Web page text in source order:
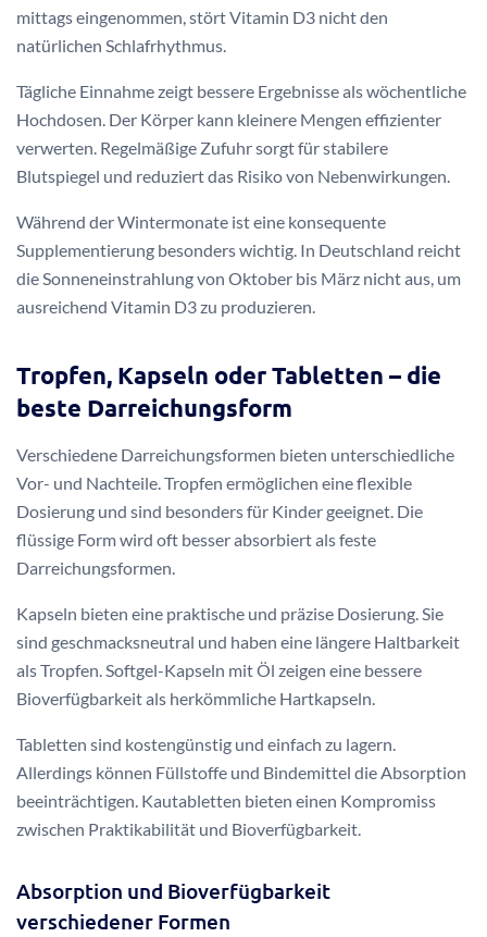
mittags eingenommen, stört Vitamin D3 nicht den
natürlichen Schlafrhythmus.
Tägliche Einnahme zeigt bessere Ergebnisse als wöchentliche
Hochdosen. Der Körper kann kleinere Mengen effizienter
verwerten. Regelmäßige Zufuhr sorgt für stabilere
Blutspiegel und reduziert das Risiko von Nebenwirkungen.
Während der Wintermonate ist eine konsequente
Supplementierung besonders wichtig. In Deutschland reicht
die Sonneneinstrahlung von Oktober bis März nicht aus, um
ausreichend Vitamin D3 zu produzieren.
Tropfen, Kapseln oder Tabletten – die
beste Darreichungsform
Verschiedene Darreichungsformen bieten unterschiedliche
Vor- und Nachteile. Tropfen ermöglichen eine flexible
Dosierung und sind besonders für Kinder geeignet. Die
flüssige Form wird oft besser absorbiert als feste
Darreichungsformen.
Kapseln bieten eine praktische und präzise Dosierung. Sie
sind geschmacksneutral und haben eine längere Haltbarkeit
als Tropfen. Softgel-Kapseln mit Öl zeigen eine bessere
Bioverfügbarkeit als herkömmliche Hartkapseln.
Tabletten sind kostengünstig und einfach zu lagern.
Allerdings können Füllstoffe und Bindemittel die Absorption
beeinträchtigen. Kautabletten bieten einen Kompromiss
zwischen Praktikabilität und Bioverfügbarkeit.
Absorption und Bioverfügbarkeit
verschiedener Formen